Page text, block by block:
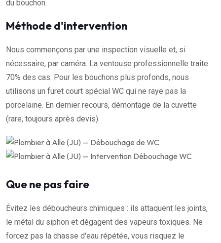
du bouchon.
Méthode d'intervention
Nous commençons par une inspection visuelle et, si
nécessaire, par caméra. La ventouse professionnelle traite
70% des cas. Pour les bouchons plus profonds, nous
utilisons un furet court spécial WC qui ne raye pas la
porcelaine. En dernier recours, démontage de la cuvette
(rare, toujours après devis).
Que ne pas faire
Évitez les déboucheurs chimiques : ils attaquent les joints,
le métal du siphon et dégagent des vapeurs toxiques. Ne
forcez pas la chasse d'eau répétée, vous risquez le